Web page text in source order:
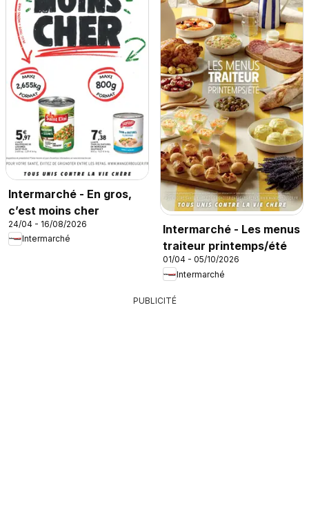
Intermarché - En gros,
c’est moins cher
24/04 - 16/08/2026
Intermarché
Intermarché - Les menus
traiteur printemps/été
01/04 - 05/10/2026
Intermarché
PUBLICITÉ